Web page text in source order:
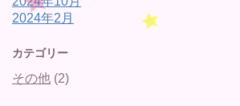
2024年2月
カテゴリー
その他 (2)